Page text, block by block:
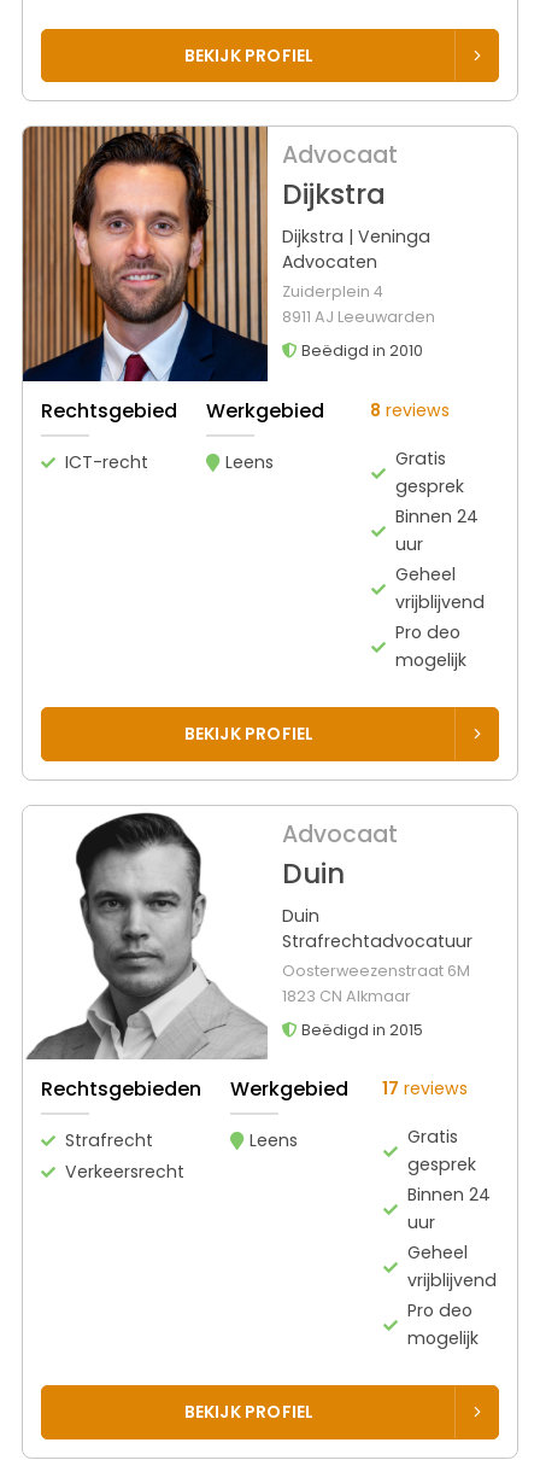
BEKIJK PROFIEL
Advocaat
Dijkstra
Dijkstra | Veninga
Advocaten
Zuiderplein 4
8911 AJ Leeuwarden
Beëdigd in 2010
Rechtsgebied
ICT-recht
Werkgebied
Leens
8 reviews
Gratis
gesprek
Binnen 24
uur
Geheel
vrijblijvend
Pro deo
mogelijk
BEKIJK PROFIEL
Advocaat
Duin
Duin
Strafrechtadvocatuur
Oosterweezenstraat 6M
1823 CN Alkmaar
Beëdigd in 2015
Rechtsgebieden
Strafrecht
Verkeersrecht
Werkgebied
Leens
17 reviews
Gratis
gesprek
Binnen 24
uur
Geheel
vrijblijvend
Pro deo
mogelijk
BEKIJK PROFIEL